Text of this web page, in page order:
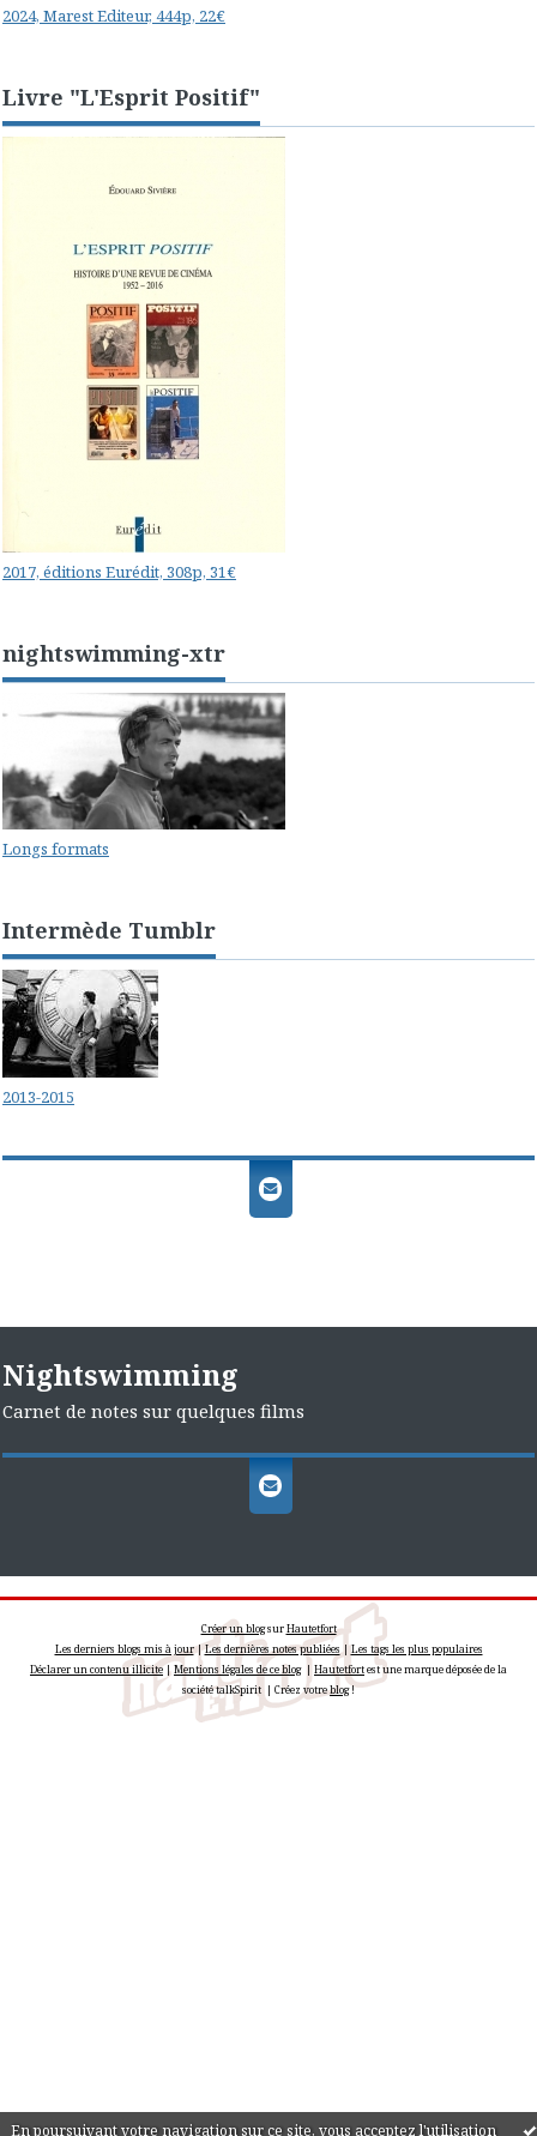
En poursuivant votre navigation sur ce site, vous acceptez l'utilisation
2024, Marest Editeur, 444p, 22€
Livre "L'Esprit Positif"
2017, éditions Eurédit, 308p, 31€
nightswimming-xtr
Longs formats
Intermède Tumblr
2013-2015
Nightswimming
Carnet de notes sur quelques films
Créer un blogsurHautetfort
Les derniers blogs mis à jour|Les dernières notes publiées |Les tags les plus populaires
Déclarer un contenu illicite| Mentions légales de ce blog| Hautetfortest une marque déposée de la
société talkSpirit | Créez votreblog!